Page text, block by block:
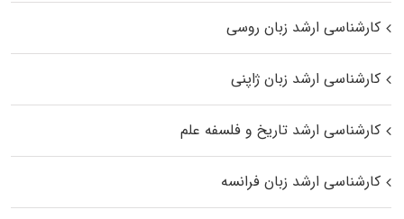
کارشناسی ارشد زبان روسی
کارشناسی ارشد زبان ژاپنی
کارشناسی ارشد تاریخ و فلسفه علم
کارشناسی ارشد زبان فرانسه